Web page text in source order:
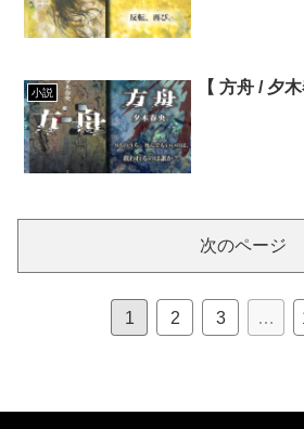
小説 【 方舟 / 夕木
次のページ
1 2 3 …